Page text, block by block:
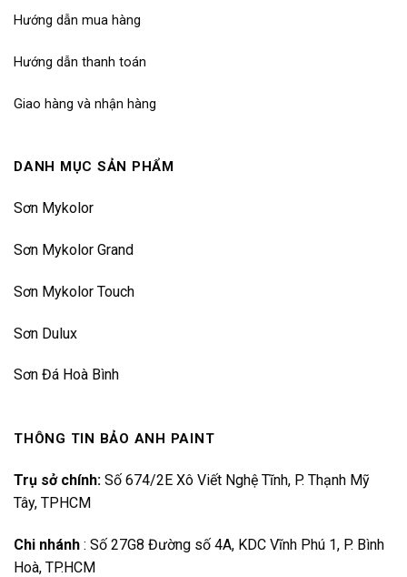
Hướng dẫn mua hàng
Hướng dẫn thanh toán
Giao hàng và nhận hàng
DANH MỤC SẢN PHẨM
Sơn Mykolor
Sơn Mykolor Grand
Sơn Mykolor Touch
Sơn Dulux
Sơn Đá Hoà Bình
THÔNG TIN BẢO ANH PAINT
Trụ sở chính: Số 674/2E Xô Viết Nghệ Tĩnh, P. Thạnh Mỹ
Tây, TPHCM
Chi nhánh : Số 27G8 Đường số 4A, KDC Vĩnh Phú 1, P. Bình
Hoà, TP.HCM